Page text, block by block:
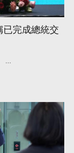
已完成總統交
...